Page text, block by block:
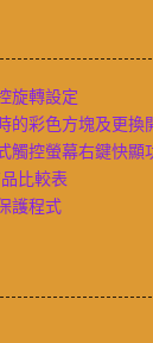
旋轉設定
的彩色方塊及更換
觸控螢幕右鍵快顯
比較表
護程式